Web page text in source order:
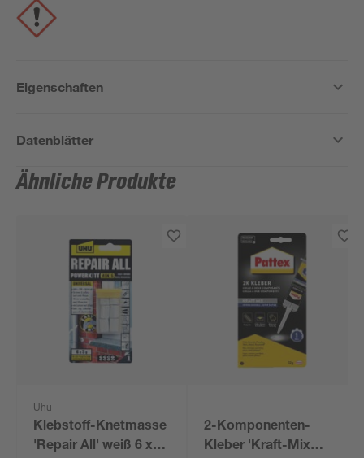
Eigenschaften
Datenblätter
Ähnliche Produkte
Uhu
Klebstoff-Knetmasse
'Repair All' weiß 6 x
2-Komponenten-
Kleber 'Kraft-Mix